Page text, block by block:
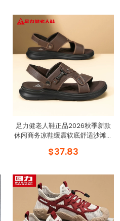
足力健老人鞋正品2026秋季新款
休闲商务凉鞋缓震软底舒适沙滩男
$37.83